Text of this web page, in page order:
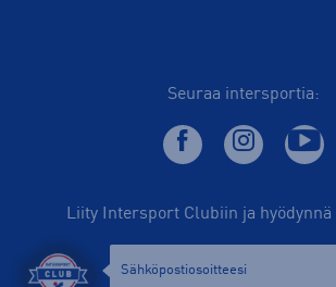
Seuraa intersportia:
Liity Intersport Clubiin ja hyödynnä